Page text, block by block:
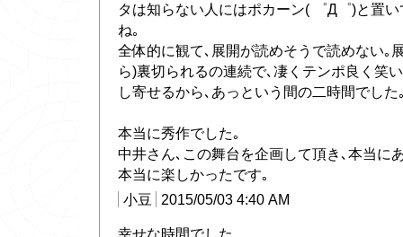
タは知らない人にはポカーン( ゜Д゜)と置
ね｡
全体的に観て､展開が読めそうで読めない｡
ら)裏切られるの連続で､凄くテンポ良く笑
し寄せるから､あっという間の二時間でした
本当に秀作でした｡
中井さん､この舞台を企画して頂き､本当に
本当に楽しかったです｡
小豆
2015/05/03 4:40 AM
幸せな時間でした。